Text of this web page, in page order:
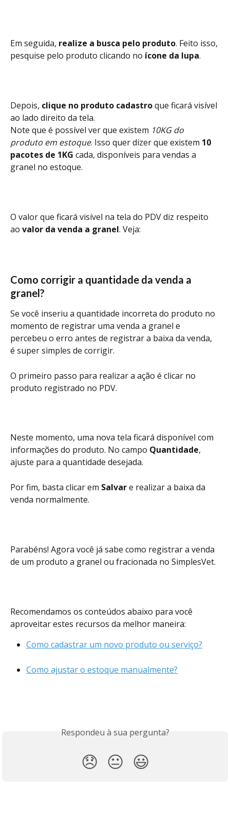
Em seguida, realize a busca pelo produto. Feito isso,
pesquise pelo produto clicando no ícone da lupa.
Depois, clique no produto cadastro que ficará visível
ao lado direito da tela.
Note que é possível ver que existem 10KG do
produto em estoque. Isso quer dizer que existem 10
pacotes de 1KG cada, disponíveis para vendas a
granel no estoque.
O valor que ficará visível na tela do PDV diz respeito
ao valor da venda a granel. Veja:
Como corrigir a quantidade da venda a
granel?
Se você inseriu a quantidade incorreta do produto no
momento de registrar uma venda a granel e
percebeu o erro antes de registrar a baixa da venda,
é super simples de corrigir.
O primeiro passo para realizar a ação é clicar no
produto registrado no PDV.
Neste momento, uma nova tela ficará disponível com
informações do produto. No campo Quantidade,
ajuste para a quantidade desejada.
Por fim, basta clicar em Salvar e realizar a baixa da
venda normalmente.
Parabéns! Agora você já sabe como registrar a venda
de um produto a granel ou fracionada no SimplesVet.
Recomendamos os conteúdos abaixo para você
aproveitar estes recursos da melhor maneira:
Como cadastrar um novo produto ou serviço?
Como ajustar o estoque manualmente?
Respondeu à sua pergunta?
😞 😐 😃